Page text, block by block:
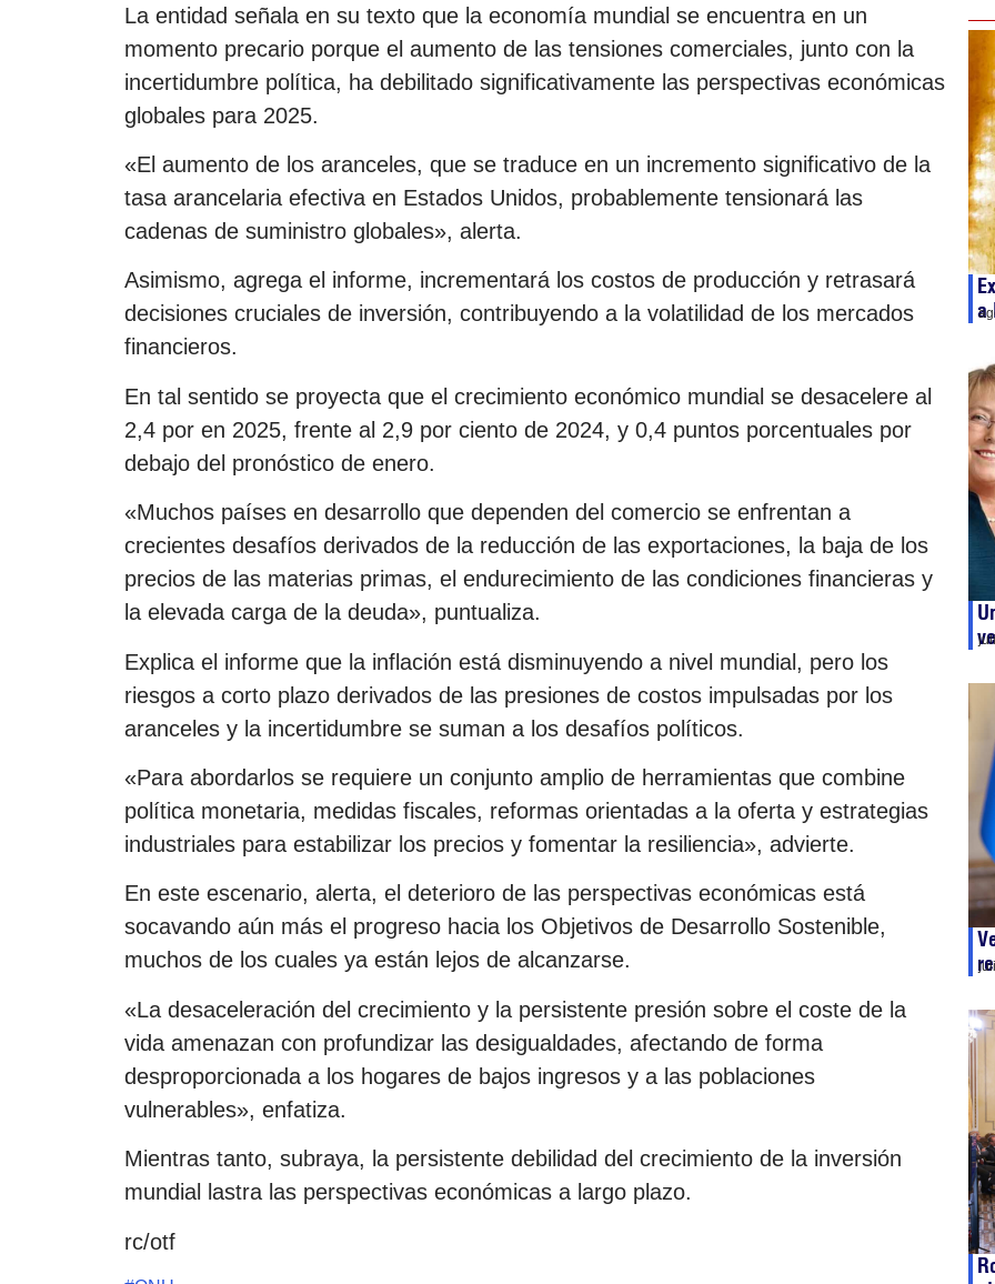
La entidad señala en su texto que la economía mundial se encuentra en un
momento precario porque el aumento de las tensiones comerciales, junto con la
incertidumbre política, ha debilitado significativamente las perspectivas económicas
globales para 2025.
«El aumento de los aranceles, que se traduce en un incremento significativo de la
tasa arancelaria efectiva en Estados Unidos, probablemente tensionará las
cadenas de suministro globales», alerta.
Asimismo, agrega el informe, incrementará los costos de producción y retrasará
decisiones cruciales de inversión, contribuyendo a la volatilidad de los mercados
financieros.
En tal sentido se proyecta que el crecimiento económico mundial se desacelere al
2,4 por en 2025, frente al 2,9 por ciento de 2024, y 0,4 puntos porcentuales por
debajo del pronóstico de enero.
«Muchos países en desarrollo que dependen del comercio se enfrentan a
crecientes desafíos derivados de la reducción de las exportaciones, la baja de los
precios de las materias primas, el endurecimiento de las condiciones financieras y
la elevada carga de la deuda», puntualiza.
Explica el informe que la inflación está disminuyendo a nivel mundial, pero los
riesgos a corto plazo derivados de las presiones de costos impulsadas por los
aranceles y la incertidumbre se suman a los desafíos políticos.
«Para abordarlos se requiere un conjunto amplio de herramientas que combine
política monetaria, medidas fiscales, reformas orientadas a la oferta y estrategias
industriales para estabilizar los precios y fomentar la resiliencia», advierte.
En este escenario, alerta, el deterioro de las perspectivas económicas está
socavando aún más el progreso hacia los Objetivos de Desarrollo Sostenible,
muchos de los cuales ya están lejos de alcanzarse.
«La desaceleración del crecimiento y la persistente presión sobre el coste de la
vida amenazan con profundizar las desigualdades, afectando de forma
desproporcionada a los hogares de bajos ingresos y a las poblaciones
vulnerables», enfatiza.
Mientras tanto, subraya, la persistente debilidad del crecimiento de la inversión
mundial lastra las perspectivas económicas a largo plazo.
rc/otf
a